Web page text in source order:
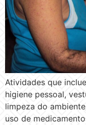
Atividades que
higiene pessoal,
limpeza do
uso de